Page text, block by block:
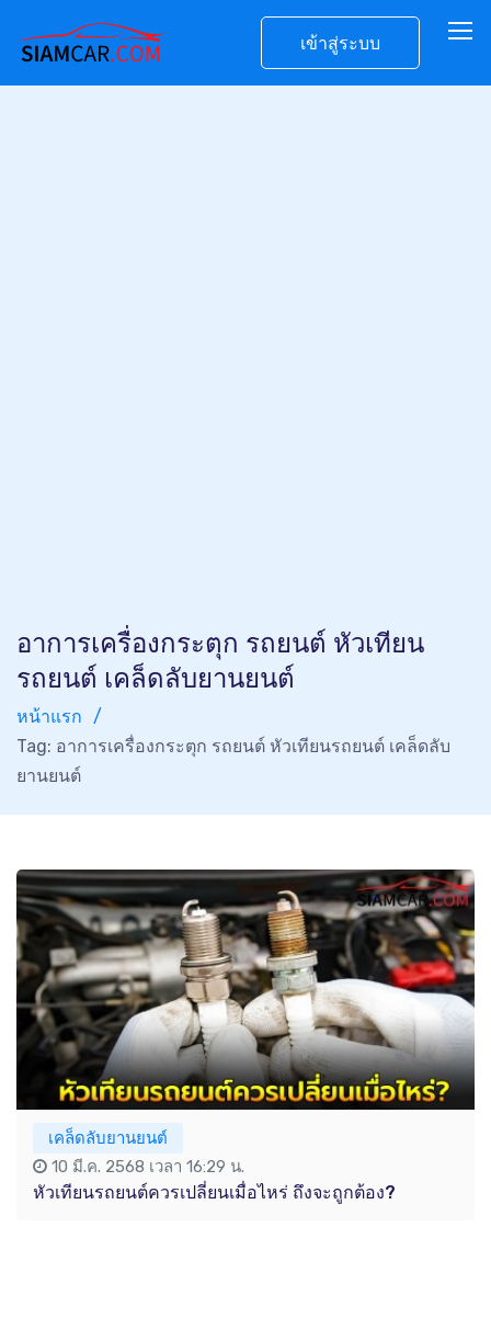
เข้าสู่ระบบ
อาการเครื่องกระตุก รถยนต์ หัวเทียน
รถยนต์ เคล็ดลับยานยนต์
หน้าแรก
Tag: อาการเครื่องกระตุก รถยนต์ หัวเทียนรถยนต์ เคล็ดลับ
ยานยนต์
เคล็ดลับยานยนต์
10 มี.ค. 2568 เวลา 16:29 น.
หัวเทียนรถยนต์ควรเปลี่ยนเมื่อไหร่ ถึงจะถูกต้อง?